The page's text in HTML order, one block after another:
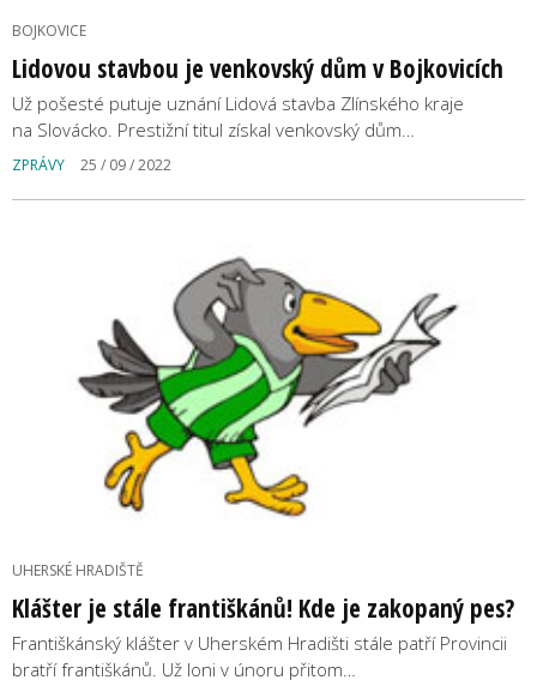
BOJKOVICE
Lidovou stavbou je venkovský dům v Bojkovicích
Už pošesté putuje uznání Lidová stavba Zlínského kraje
na Slovácko. Prestižní titul získal venkovský dům…
ZPRÁVY 25 / 09 / 2022
UHERSKÉ HRADIŠTĚ
Klášter je stále františkánů! Kde je zakopaný pes?
Františkánský klášter v Uherském Hradišti stále patří Provincii
bratří františkánů. Už loni v únoru přitom…